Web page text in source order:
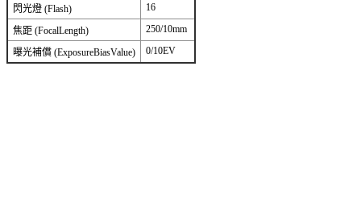
閃光燈 (Flash) 16
焦距 (FocalLength) 250/10mm
曝光補償 (ExposureBiasValue) 0/10EV